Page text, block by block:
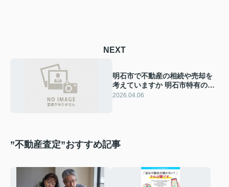
NEXT
明石市で不動産の相続や売却を
考えていますか 明石市特有の注
意点もあわせて解説
2026.04.06
”不動産査定”おすすめ記事